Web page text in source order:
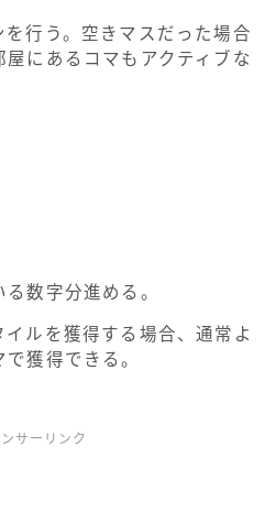
行う。空きマスだった場合
にあるコマもアクティブな
数字分進める。
ルを獲得する場合、通常よ
獲得できる。
サーリンク